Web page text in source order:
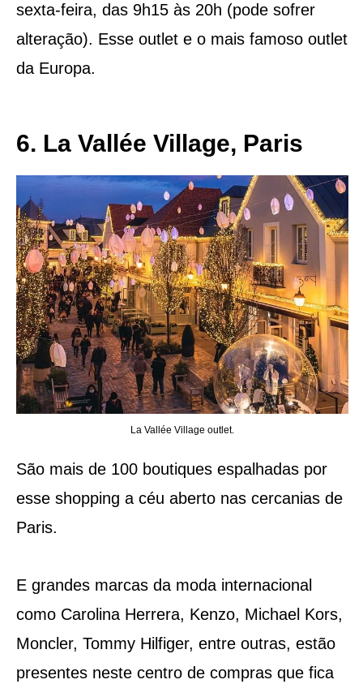
sexta-feira, das 9h15 às 20h (pode sofrer
alteração). Esse outlet e o mais famoso outlet
da Europa.
6. La Vallée Village, Paris
La Vallée Village outlet.
São mais de 100 boutiques espalhadas por
esse shopping a céu aberto nas cercanias de
Paris.
E grandes marcas da moda internacional
como Carolina Herrera, Kenzo, Michael Kors,
Moncler, Tommy Hilfiger, entre outras, estão
presentes neste centro de compras que fica